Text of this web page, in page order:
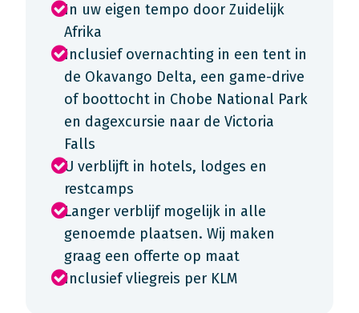
In uw eigen tempo door Zuidelijk
Afrika
Inclusief overnachting in een tent in
de Okavango Delta, een game-drive
of boottocht in Chobe National Park
en dagexcursie naar de Victoria
Falls
U verblijft in hotels, lodges en
restcamps
Langer verblijf mogelijk in alle
genoemde plaatsen. Wij maken
graag een offerte op maat
Inclusief vliegreis per KLM